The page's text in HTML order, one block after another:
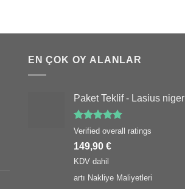
EN ÇOK OY ALANLAR
Paket Teklif - Lasius niger
5 üzerinden
aldı
Verified overall ratings
149,90 €
KDV dahil
artı Nakliye Maliyetleri